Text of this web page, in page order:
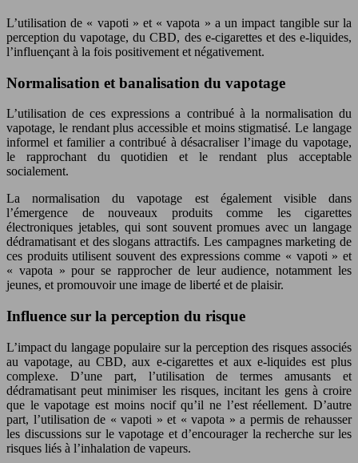
L’utilisation de « vapoti » et « vapota » a un impact tangible sur la
perception du vapotage, du CBD, des e-cigarettes et des e-liquides,
l’influençant à la fois positivement et négativement.
Normalisation et banalisation du vapotage
L’utilisation de ces expressions a contribué à la normalisation du
vapotage, le rendant plus accessible et moins stigmatisé. Le langage
informel et familier a contribué à désacraliser l’image du vapotage,
le rapprochant du quotidien et le rendant plus acceptable
socialement.
La normalisation du vapotage est également visible dans
l’émergence de nouveaux produits comme les cigarettes
électroniques jetables, qui sont souvent promues avec un langage
dédramatisant et des slogans attractifs. Les campagnes marketing de
ces produits utilisent souvent des expressions comme « vapoti » et
« vapota » pour se rapprocher de leur audience, notamment les
jeunes, et promouvoir une image de liberté et de plaisir.
Influence sur la perception du risque
L’impact du langage populaire sur la perception des risques associés
au vapotage, au CBD, aux e-cigarettes et aux e-liquides est plus
complexe. D’une part, l’utilisation de termes amusants et
dédramatisant peut minimiser les risques, incitant les gens à croire
que le vapotage est moins nocif qu’il ne l’est réellement. D’autre
part, l’utilisation de « vapoti » et « vapota » a permis de rehausser
les discussions sur le vapotage et d’encourager la recherche sur les
risques liés à l’inhalation de vapeurs.